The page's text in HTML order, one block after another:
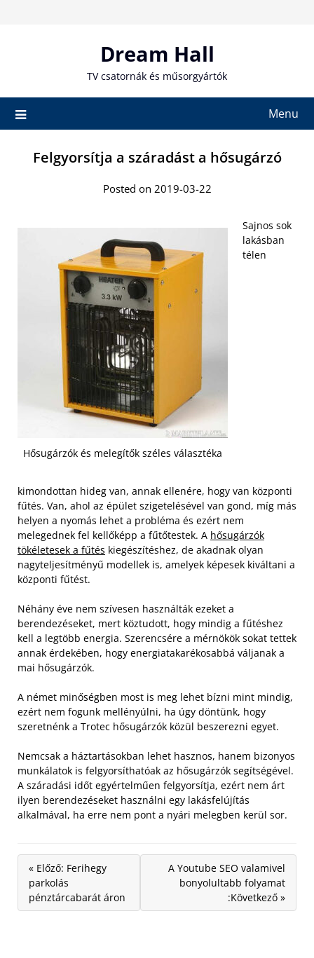
Dream Hall
TV csatornák és műsorgyártók
Menu
Felgyorsítja a száradást a hősugárzó
Posted on 2019-03-22
Hősugárzók és melegítők széles választéka
Sajnos sok
lakásban
télen
kimondottan hideg van, annak ellenére, hogy van központi
fűtés. Van, ahol az épület szigetelésével van gond, míg más
helyen a nyomás lehet a probléma és ezért nem
melegednek fel kellőképp a fűtőtestek. A hősugárzók
tökéletesek a fűtés kiegészítéshez, de akadnak olyan
nagyteljesítményű modellek is, amelyek képesek kiváltani a
központi fűtést.
Néhány éve nem szívesen használták ezeket a
berendezéseket, mert köztudott, hogy mindig a fűtéshez
kell a legtöbb energia. Szerencsére a mérnökök sokat tettek
annak érdekében, hogy energiatakarékosabbá váljanak a
mai hősugárzók.
A német minőségben most is meg lehet bízni mint mindig,
ezért nem fogunk mellényúlni, ha úgy döntünk, hogy
szeretnénk a Trotec hősugárzók közül beszerezni egyet.
Nemcsak a háztartásokban lehet hasznos, hanem bizonyos
munkálatok is felgyorsíthatóak az hősugárzók segítségével.
A száradási időt egyértelműen felgyorsítja, ezért nem árt
ilyen berendezéseket használni egy lakásfelújítás
alkalmával, ha erre nem pont a nyári melegben kerül sor.
« Előző: Ferihegy
parkolás
pénztárcabarát áron
A Youtube SEO valamivel
bonyolultabb folyamat
:Következő »